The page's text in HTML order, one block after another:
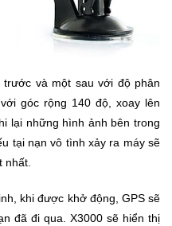
và một sau với độ phân
góc rộng 140 độ, xoay lên
lại những hình ảnh bên trong
tại nạn vô tình xảy ra máy sẽ
nhất.
khi được khở động, GPS sẽ
đã đi qua. X3000 sẽ hiển thị